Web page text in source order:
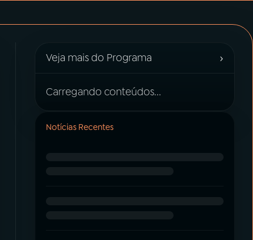
Veja mais do Programa ›
Carregando conteúdos...
Notícias Recentes